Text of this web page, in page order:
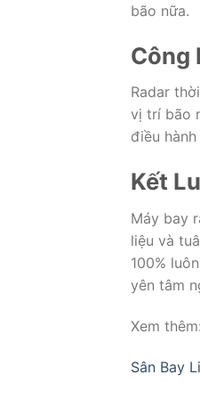
bão nữa.
Công
Radar
vị trí bão
điều
Kết
Máy bay
liệu và
100%
yên tâm
Xem thêm:
Sân Bay